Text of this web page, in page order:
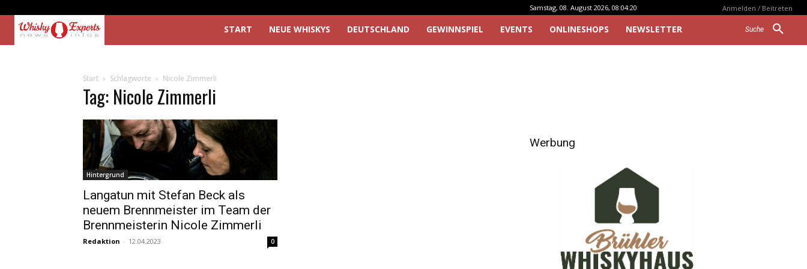
Samstag, 08. August 2026, 08:04:20 Anmelden / Beitreten
Suche
START NEUE WHISKYS DEUTSCHLAND GEWINNSPIEL EVENTS ONLINESHOPS NEWSLETTER
Start Schlagworte Nicole Zimmerli
Tag: Nicole Zimmerli
Hintergrund
Langatun mit Stefan Beck als
neuem Brennmeister im Team der
Brennmeisterin Nicole Zimmerli
Redaktion - 12.04.2023 0
Werbung